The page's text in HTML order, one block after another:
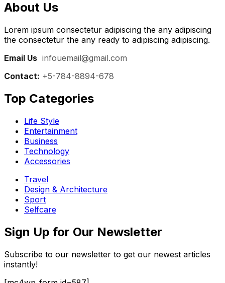
About Us
Lorem ipsum consectetur adipiscing the any adipiscing
the consectetur the any ready to adipiscing adipiscing.
Email Us infouemail@gmail.com
Contact: +5-784-8894-678
Top Categories​
Life Style
Entertainment
Business
Technology
Accessories
Travel
Design & Architecture
Sport
Selfcare
Sign Up for Our Newsletter
Subscribe to our newsletter to get our newest articles
instantly!